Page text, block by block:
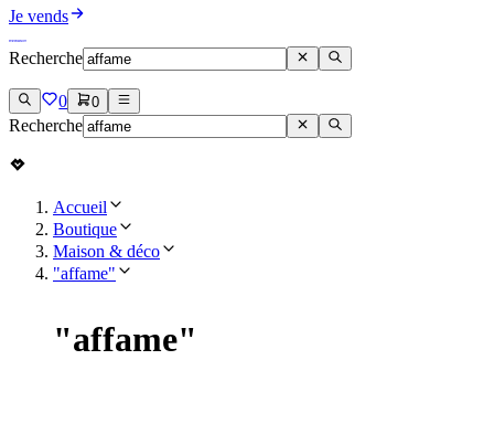
Je vends
Recherche
0 0
Recherche
Accueil
Boutique
Maison & déco
"affame"
"affame"